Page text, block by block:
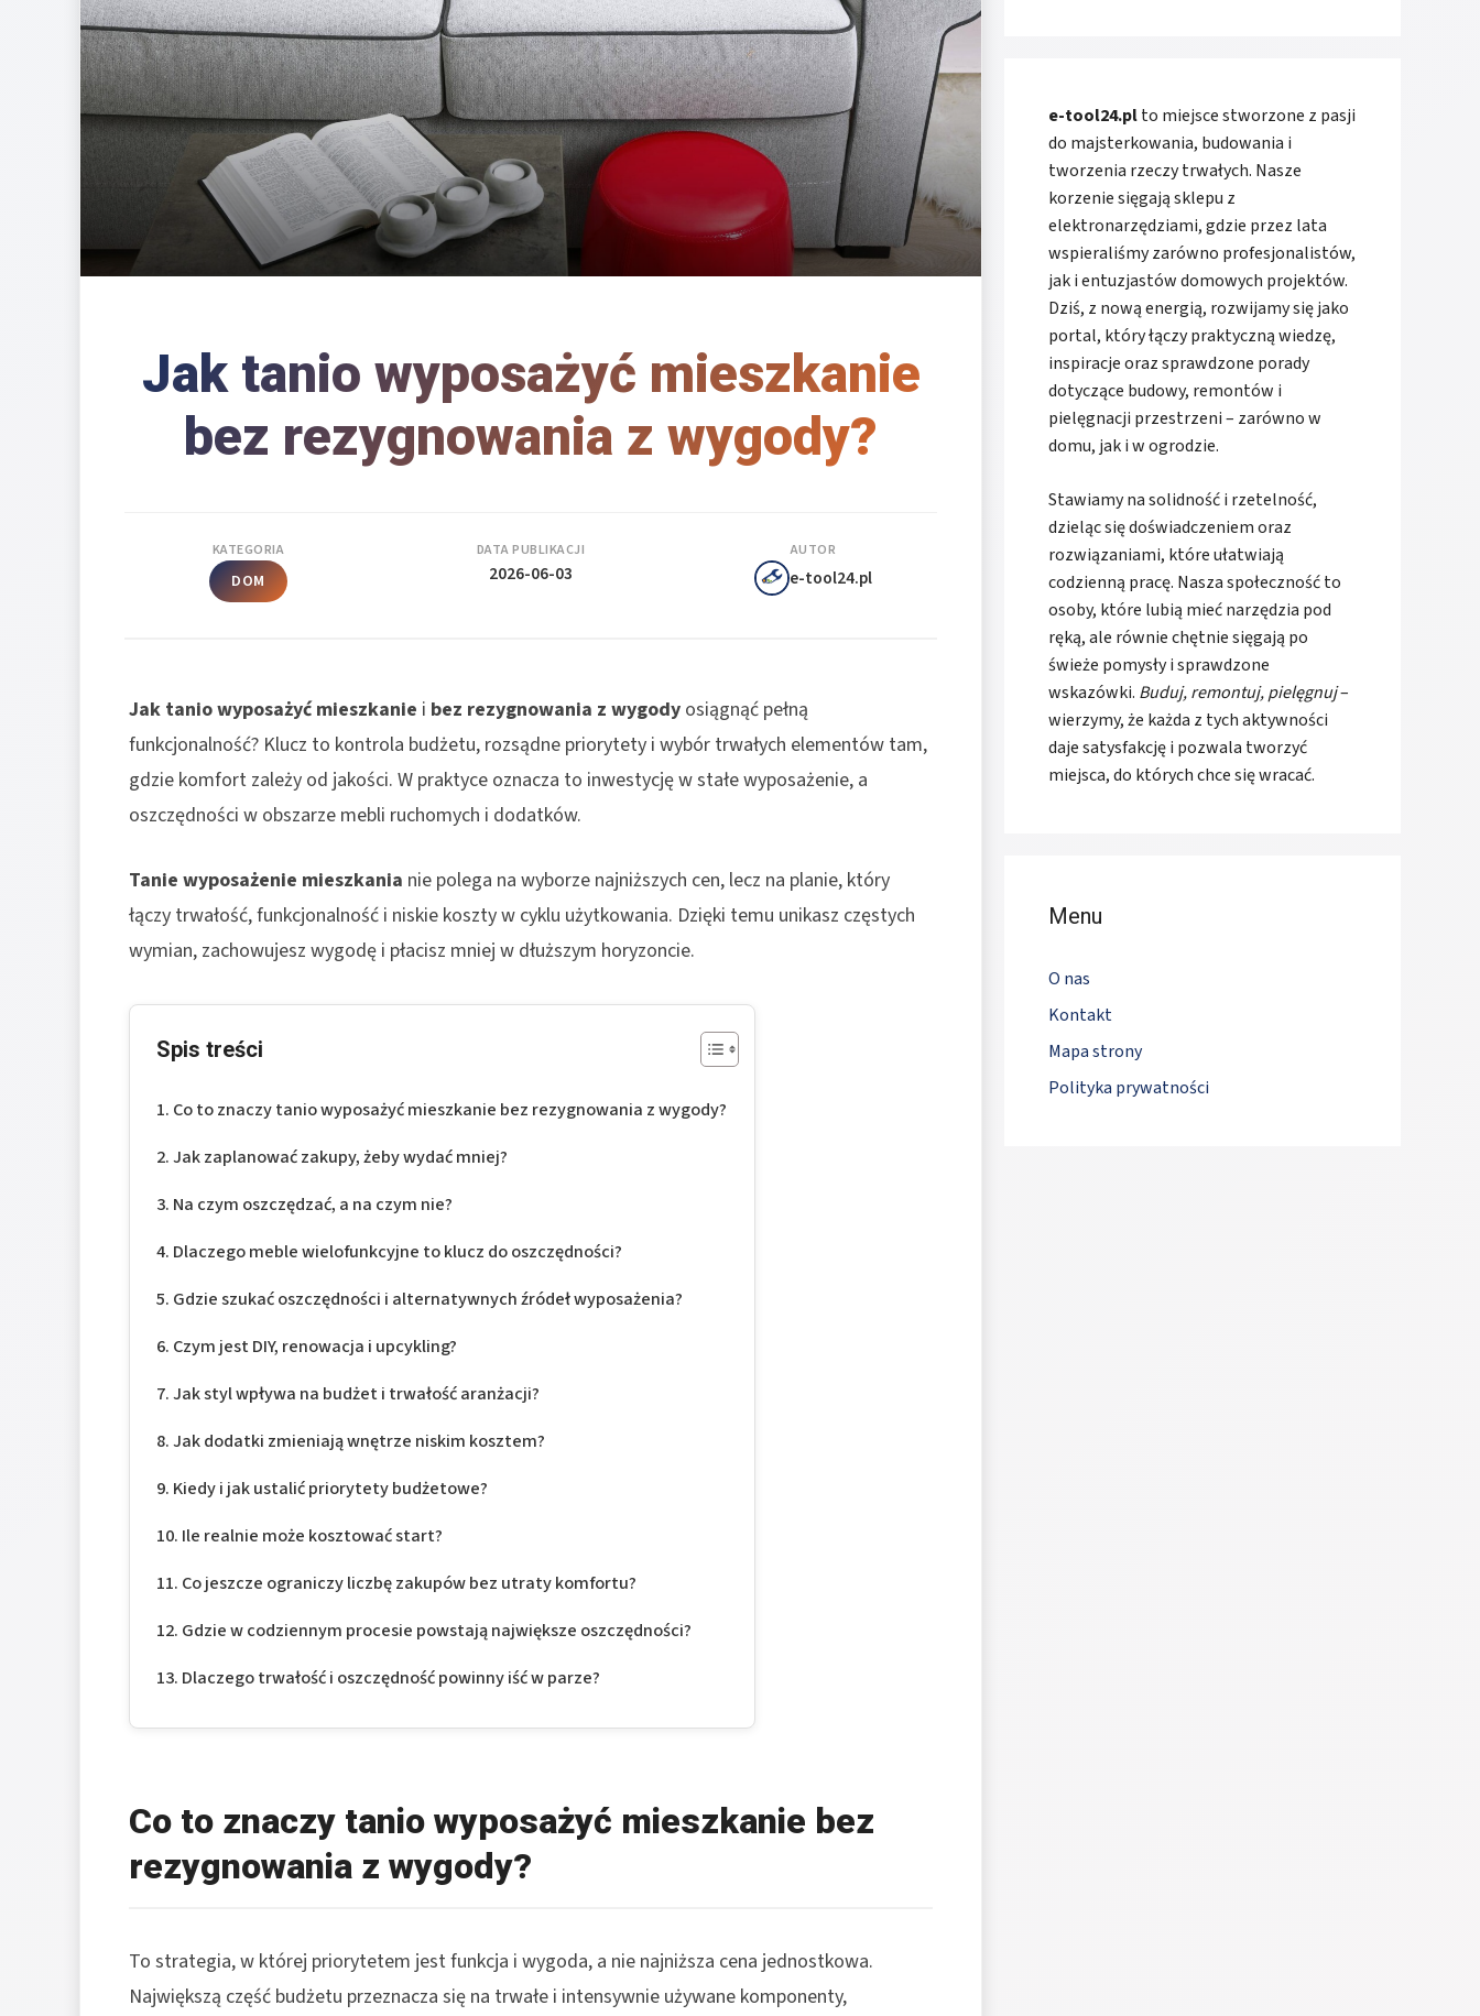
Jak tanio wyposażyć mieszkanie
bez rezygnowania z wygody?
KATEGORIA
DOM
DATA PUBLIKACJI
2026-06-03
AUTOR
e-tool24.pl
Jak tanio wyposażyć mieszkanie i bez rezygnowania z wygody osiągnąć pełną
funkcjonalność? Klucz to kontrola budżetu, rozsądne priorytety i wybór trwałych elementów tam,
gdzie komfort zależy od jakości. W praktyce oznacza to inwestycję w stałe wyposażenie, a
oszczędności w obszarze mebli ruchomych i dodatków.
Tanie wyposażenie mieszkania nie polega na wyborze najniższych cen, lecz na planie, który
łączy trwałość, funkcjonalność i niskie koszty w cyklu użytkowania. Dzięki temu unikasz częstych
wymian, zachowujesz wygodę i płacisz mniej w dłuższym horyzoncie.
Spis treści
Co to znaczy tanio wyposażyć mieszkanie bez rezygnowania z wygody?
Jak zaplanować zakupy, żeby wydać mniej?
Na czym oszczędzać, a na czym nie?
Dlaczego meble wielofunkcyjne to klucz do oszczędności?
Gdzie szukać oszczędności i alternatywnych źródeł wyposażenia?
Czym jest DIY, renowacja i upcykling?
Jak styl wpływa na budżet i trwałość aranżacji?
Jak dodatki zmieniają wnętrze niskim kosztem?
Kiedy i jak ustalić priorytety budżetowe?
Ile realnie może kosztować start?
Co jeszcze ograniczy liczbę zakupów bez utraty komfortu?
Gdzie w codziennym procesie powstają największe oszczędności?
Dlaczego trwałość i oszczędność powinny iść w parze?
Co to znaczy tanio wyposażyć mieszkanie bez
rezygnowania z wygody?
To strategia, w której priorytetem jest funkcja i wygoda, a nie najniższa cena jednostkowa.
Największą część budżetu przeznacza się na trwałe i intensywnie używane komponenty,
e-tool24.plto miejsce stworzone z pasji
do majsterkowania, budowania i
tworzenia rzeczy trwałych. Nasze
korzenie sięgają sklepu z
elektronarzędziami, gdzie przez lata
wspieraliśmy zarówno profesjonalistów,
jak i entuzjastów domowych projektów.
Dziś, z nową energią, rozwijamy się jako
portal, który łączy praktyczną wiedzę,
inspiracje oraz sprawdzone porady
dotyczące budowy, remontów i
pielęgnacji przestrzeni – zarówno w
domu, jak i w ogrodzie.
Stawiamy na solidność i rzetelność,
dzieląc się doświadczeniem oraz
rozwiązaniami, które ułatwiają
codzienną pracę. Nasza społeczność to
osoby, które lubią mieć narzędzia pod
ręką, ale równie chętnie sięgają po
świeże pomysły i sprawdzone
wskazówki. Buduj, remontuj, pielęgnuj–
wierzymy, że każda z tych aktywności
daje satysfakcję i pozwala tworzyć
miejsca, do których chce się wracać.
Menu
O nas
Kontakt
Mapa strony
Polityka prywatności